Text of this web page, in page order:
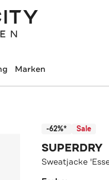
Marken
-62%* Sale
SUPERDRY
Sweatjacke